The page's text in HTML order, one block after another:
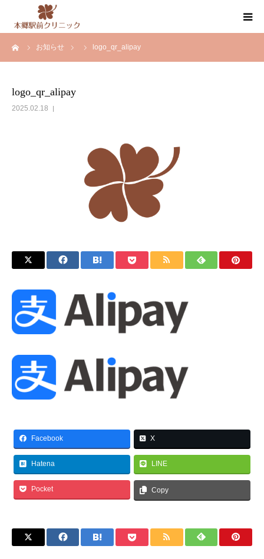
お知らせ logo_qr_alipay
logo_qr_alipay
2025.02.18
Facebook X
Hatena LINE
Pocket Copy
クリニック案内
健康診断・人間ドック